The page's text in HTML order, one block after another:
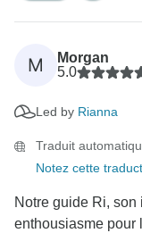
M
Morgan
5.0
Led by Rianna
Traduit
Notez cette
Notre guide Ri,
enthousiasme pour